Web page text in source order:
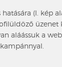
(l. kép
aláássuk a